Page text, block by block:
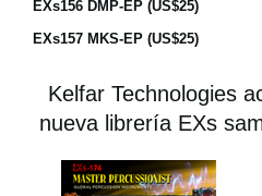
EXs156 DMP-EP (US$25)
EXs157 MKS-EP (US$25)
Kelfar Technologies
nueva librería EXs